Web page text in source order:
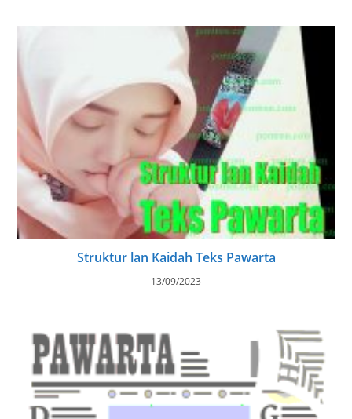
Struktur lan Kaidah Teks Pawarta
13/09/2023